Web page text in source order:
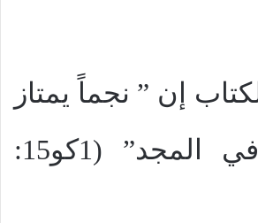
إن ” نجماً يمتاز
عن نجم في المجد” (1كو15: